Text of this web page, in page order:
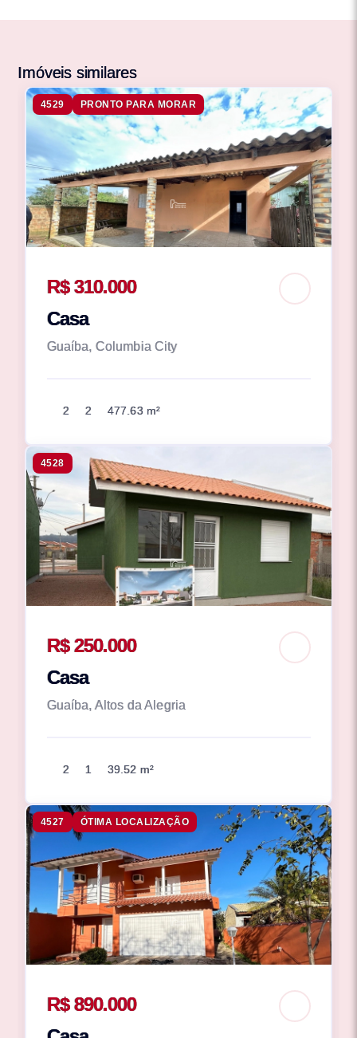
Imóveis similares
4529 PRONTO PARA MORAR
R$ 310.000
Casa
Guaíba, Columbia City
2 2 477.63 m²
4528
R$ 250.000
Casa
Guaíba, Altos da Alegria
2 1 39.52 m²
4527 ÓTIMA LOCALIZAÇÃO
R$ 890.000